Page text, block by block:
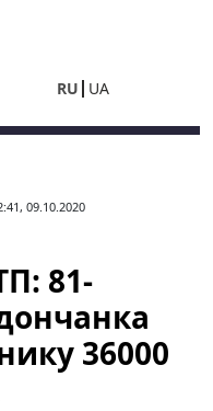
RU UA
09.10.2020
81-
36000